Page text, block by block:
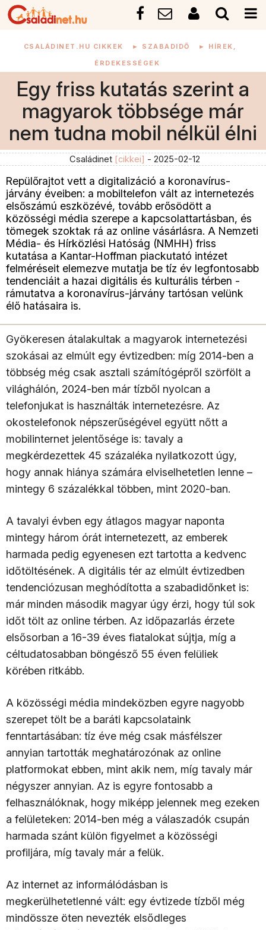
CSALÁDINET.HU CIKKEK ► SZABADIDŐ ► HÍREK,
ÉRDEKESSÉGEK
Egy friss kutatás szerint a
magyarok többsége már
nem tudna mobil nélkül élni
Családinet [cikkei] - 2025-02-12
Repülőrajtot vett a digitalizáció a koronavírus-
járvány éveiben: a mobiltelefon vált az internetezés
elsőszámú eszközévé, tovább erősödött a
közösségi média szerepe a kapcsolattartásban, és
tömegek szoktak rá az online vásárlásra. A Nemzeti
Média- és Hírközlési Hatóság (NMHH) friss
kutatása a Kantar-Hoffman piackutató intézet
felméréseit elemezve mutatja be tíz év legfontosabb
tendenciáit a hazai digitális és kulturális térben -
rámutatva a koronavírus-járvány tartósan velünk
élő hatásaira is.
Gyökeresen átalakultak a magyarok internetezési
szokásai az elmúlt egy évtizedben: míg 2014-ben a
többség még csak asztali számítógépről szörfölt a
világhálón, 2024-ben már tízből nyolcan a
telefonjukat is használták internetezésre. Az
okostelefonok népszerűségével együtt nőtt a
mobilinternet jelentősége is: tavaly a
megkérdezettek 45 százaléka nyilatkozott úgy,
hogy annak hiánya számára elviselhetetlen lenne –
mintegy 6 százalékkal többen, mint 2020-ban.
A tavalyi évben egy átlagos magyar naponta
mintegy három órát internetezett, az emberek
harmada pedig egyenesen ezt tartotta a kedvenc
időtöltésének. A digitális tér az elmúlt évtizedben
tendenciózusan meghódította a szabadidőnket is:
már minden második magyar úgy érzi, hogy túl sok
időt tölt az online térben. Az időpazarlás érzete
elsősorban a 16-39 éves fiatalokat sújtja, míg a
céltudatosabban böngésző 55 éven felüliek
körében ritkább.
A közösségi média mindeközben egyre nagyobb
szerepet tölt be a baráti kapcsolataink
fenntartásában: tíz éve még csak másfélszer
annyian tartották meghatározónak az online
platformokat ebben, mint akik nem, míg tavaly már
négyszer annyian. Az is egyre fontosabb a
felhasználóknak, hogy miképp jelennek meg ezeken
a felületeken: 2014-ben még a válaszadók csupán
harmada szánt külön figyelmet a közösségi
profiljára, míg tavaly már a felük.
Az internet az informálódásban is
megkerülhetetlenné vált: egy évtizede tízből még
mindössze öten nevezték elsődleges